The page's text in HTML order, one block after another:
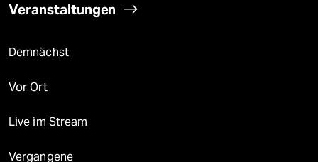
Veranstaltungen
Demnächst
Vor Ort
Live im Stream
Vergangene